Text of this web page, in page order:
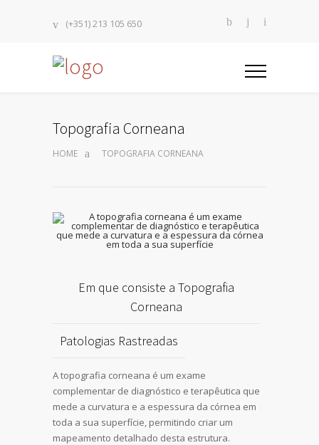
(+351) 213 105 650
Topografia Corneana
HOME TOPOGRAFIA CORNEANA
Em que consiste a Topografia
Corneana
Patologias Rastreadas
A topografia corneana é um exame
complementar de diagnóstico e terapêutica que
mede a curvatura e a espessura da córnea em
toda a sua superfície, permitindo criar um
mapeamento detalhado desta estrutura.